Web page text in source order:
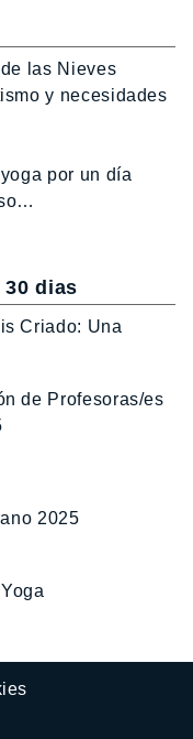
las Nieves
y necesidades
por un día
dias
Criado: Una
de Profesoras/es
2025